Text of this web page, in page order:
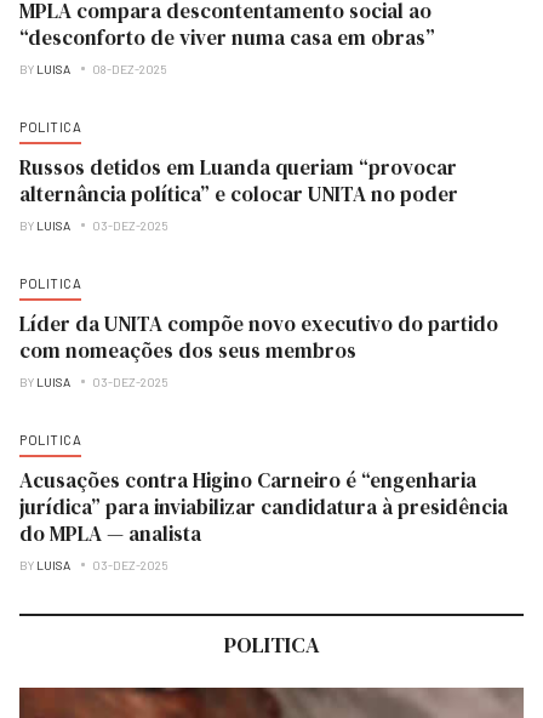
MPLA compara descontentamento social ao
“desconforto de viver numa casa em obras”
BY LUISA 08-DEZ-2025
POLITICA
Russos detidos em Luanda queriam “provocar
alternância política” e colocar UNITA no poder
BY LUISA 03-DEZ-2025
POLITICA
Líder da UNITA compõe novo executivo do partido
com nomeações dos seus membros
BY LUISA 03-DEZ-2025
POLITICA
Acusações contra Higino Carneiro é “engenharia
jurídica” para inviabilizar candidatura à presidência
do MPLA — analista
BY LUISA 03-DEZ-2025
POLITICA